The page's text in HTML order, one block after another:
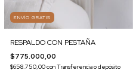
ENVÍO GRATIS
RESPALDO CON PESTAÑA
$775.000,00
$658.750,00conTransferencia o depósito